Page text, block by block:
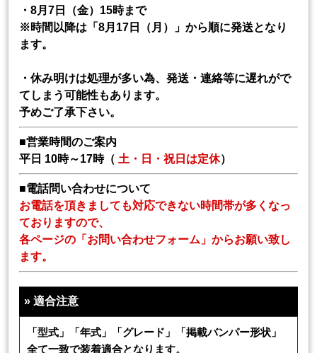
・8月7日（金）15時まで
※時間以降は「8月17日（月）」から順に発送となり
ます。
・休み明けは処理が多い為、発送・連絡等に遅れがで
てしまう可能性もあります。
予めご了承下さい。
■営業時間のご案内
平日 10時～17時（ 土・日・祝日は定休）
■電話問い合わせについて
お電話を頂きましても対応できない時間帯が多くなっ
ておりますので、
各ページの「お問い合わせフォーム」からお願い致し
ます。
»適合注意
「型式」「年式」「グレード」「掲載バンパー形状」
全て一致で装着適合となります。